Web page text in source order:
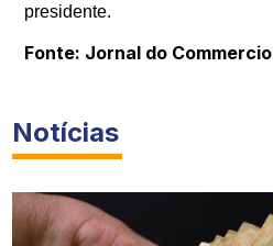
presidente.
Fonte: Jornal do Commercio
Notícias